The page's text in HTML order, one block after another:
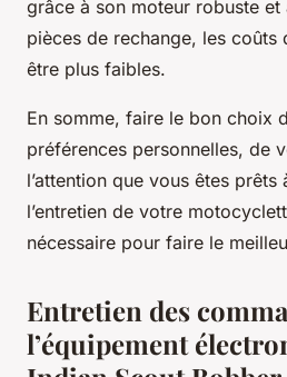
grâce à son moteur robuste
pièces de rechange, les coûts
être plus faibles.
En somme, faire le bon choix
préférences personnelles, de
l’attention que vous êtes prêts
l’entretien de votre
nécessaire pour faire le
Entretien des
l’équipement